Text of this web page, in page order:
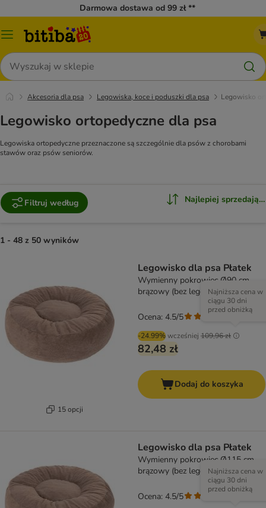
Darmowa dostawa od 99 zł **
Menu
Szukaj
Akcesoria dla psa Legowiska, koce i poduszki dla psa Legowisko
Legowisko ortopedyczne dla psa
Legowiska ortopedyczne przeznaczone są szczególnie dla psów z chorobami
stawów oraz psów seniorów.
Filtruj według Najlepiej
1 - 48 z 50 wyników
15 opcji
Legowisko dla psa Płatek
Wymienny pokrowiec Ø90 cm,
brązowy (bez legowiska)
-24.99%wcześniej 109,96 zł
Najniższa cena w
ciągu 30 dni
przed obniżką
82,48 zł
Ocena: 4.5/5
Dodaj do koszyka
Legowisko dla psa Płatek
Wymienny pokrowiec Ø115 cm,
brązowy (bez legowiska)Najniższa cena w
ciągu 30 dni
przed obniżką
Ocena: 4.5/5